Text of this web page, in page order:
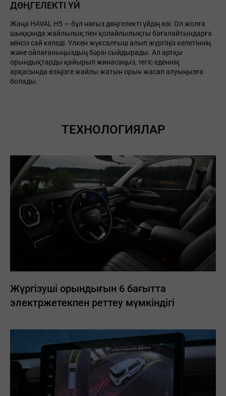
ДӨҢГЕЛЕКТІ ҮЙ
Жаңа HAVAL H5 — бұл нағыз дөңгелекті үйдің өзі. Ол жолға
шыққанда жайлылық пен қолайлылықты бағалайтындарға
мінсіз сай келеді. Үлкен жүксалғыш алып жүргіңіз келетіннің
және ойлағаныңыздың бәрін сыйдырады. Ал артқы
орындықтарды қайырып жинасаңыз, тегіс еденнің
арқасында өзіңізге жайлы жатын орын жасап алуыңызға
болады.
ТЕХНОЛОГИЯЛАР
Жүргізуші орындығын 6 бағытта
электржетекпен реттеу мүмкіндігі